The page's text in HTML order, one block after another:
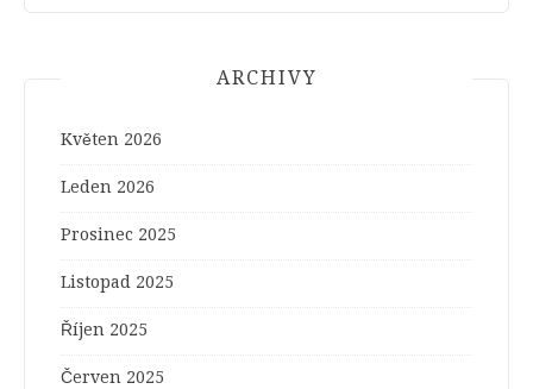
ARCHIVY
Květen 2026
Leden 2026
Prosinec 2025
Listopad 2025
Říjen 2025
Červen 2025